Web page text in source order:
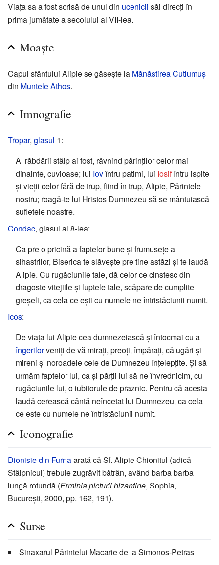
Viața sa a fost scrisă de unul din ucenicii săi direcți în
prima jumătate a secolului al VII-lea.
Moaște
Capul sfântului Alipie se găsește la Mănăstirea Cutlumuș
din Muntele Athos.
Imnografie
Tropar, glasul 1:
Al răbdării stâlp ai fost, râvnind părinților celor mai
dinainte, cuvioase; lui Iovîntru patimi, lui Iosifîntru ispite
și vieții celor fără de trup, fiind în trup, Alipie, Părintele
nostru; roagă-te lui Hristos Dumnezeu să se mântuiască
sufletele noastre.
Condac, glasul al 8-lea:
Ca pre o pricină a faptelor bune și frumusețe a
sihastrilor, Biserica te slăvește pre tine astăzi și te laudă
Alipie. Cu rugăciunile tale, dă celor ce cinstesc din
dragoste vitejiile și luptele tale, scăpare de cumplite
greșeli, ca cela ce ești cu numele ne întristăciunii numit.
Icos:
De viața lui Alipie cea dumnezeiască și întocmai cu a
îngerilorveniți de vă mirați, preoți, împărați, călugări și
mireni și noroadele cele de Dumnezeu înțelepțite. Și să
urmăm faptelor lui, ca și părții lui să ne învrednicim, cu
rugăciunile lui, o iubitorule de praznic. Pentru că acesta
laudă cerească cântă neîncetat lui Dumnezeu, ca cela
ce este cu numele ne întristăciunii numit.
Iconografie
Dionisie din Furnaarată că Sf. Alipie Chionitul (adică
Stâlpnicul) trebuie zugrăvit bătrân, având barba barba
lungă rotundă (Erminia picturii bizantine, Sophia,
București, 2000, pp. 162, 191).
Surse
Sinaxarul Părintelui Macarie de la Simonos-Petras